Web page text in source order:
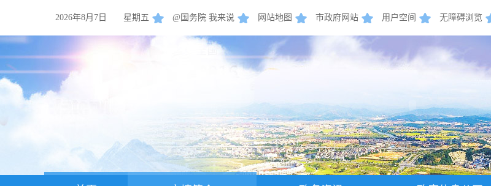
2026年8月7日 星期五 @国务院 我来说 网站地图 市政府网站 用户空间 无障碍浏览